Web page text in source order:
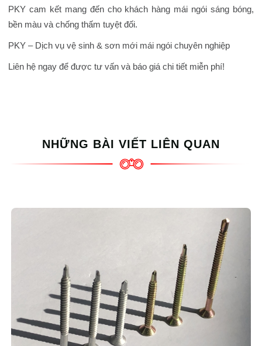
PKY cam kết mang đến cho khách hàng mái ngói sáng bóng,
bền màu và chống thấm tuyệt đối.
PKY – Dịch vụ vệ sinh & sơn mới mái ngói chuyên nghiệp
Liên hệ ngay để được tư vấn và báo giá chi tiết miễn phí!
NHỮNG BÀI VIẾT LIÊN QUAN